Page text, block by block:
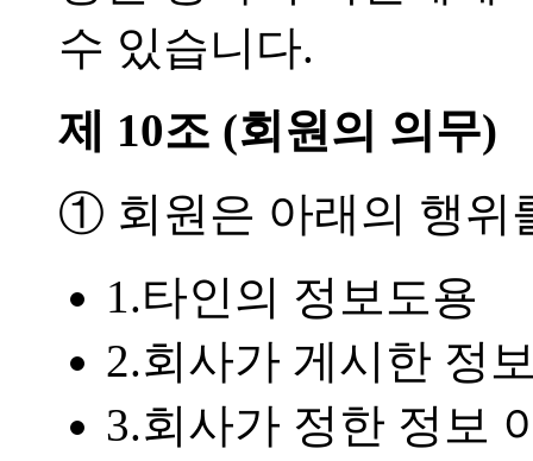
수 있습니다.
제 10조 (회원의 의무)
① 회원은 아래의 행위
1.타인의 정보도용
2.회사가 게시한 정
3.회사가 정한 정보